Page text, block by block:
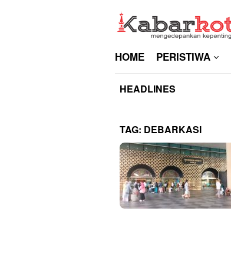
HOME PERISTIWA
HEADLINES
TAG: DEBARKASI